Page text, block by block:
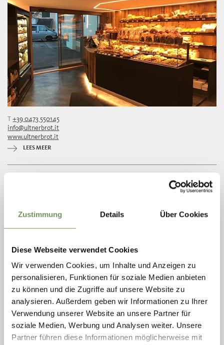
Zustimmung Details Über Cookies
Diese Webseite verwendet Cookies
Wir verwenden Cookies, um Inhalte und Anzeigen zu
personalisieren, Funktionen für soziale Medien anbieten
zu können und die Zugriffe auf unsere Website zu
analysieren. Außerdem geben wir Informationen zu Ihrer
Verwendung unserer Website an unsere Partner für
soziale Medien, Werbung und Analysen weiter. Unsere
Partner führen diese Informationen möglicherweise mit
T+39 0473 550145
info@ultnerbrot.it
www.ultnerbrot.it
LEES MEER
+39 0473 561 255
info@kuntnerfashion.com
www.kuntnerfashion.com